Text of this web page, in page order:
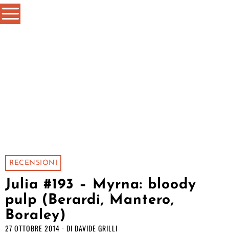
RECENSIONI
Julia #193 – Myrna: bloody
pulp (Berardi, Mantero,
Boraley)
27 OTTOBRE 2014 DI DAVIDE GRILLI